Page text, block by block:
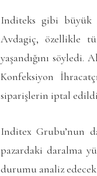
Inditeks gibi büyük
Avdagiç, özellikle
yaşandığını
Konfeksiyon
siparişlerin iptal
Inditex Grubu’nun
pazardaki daralma
durumu analiz